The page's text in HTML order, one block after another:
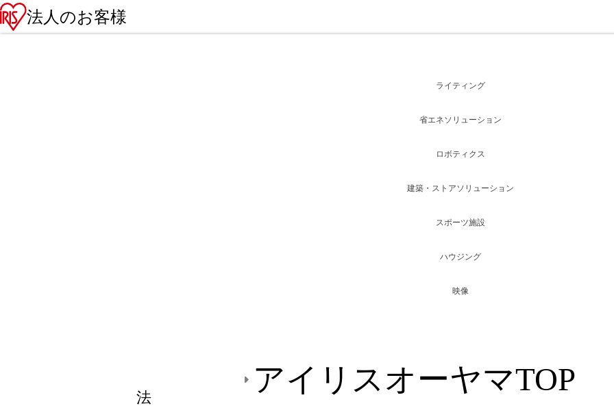
法人のお客様
法
アイリスオーヤマTOP
ライティング
省エネソリューション
ロボティクス
建築・ストアソリューション
スポーツ施設
ハウジング
映像